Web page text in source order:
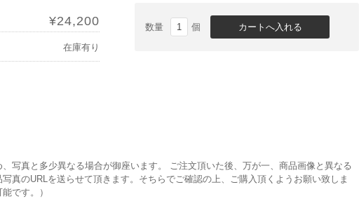
¥24,200
在庫有り
数量 個
写真と多少異なる場合が御座います。 ご注文頂いた後、万が一、商品画像と異なる
真のURLを送らせて頂きます。そちらでご確認の上、ご購入頂くようお願い致しま
です。）